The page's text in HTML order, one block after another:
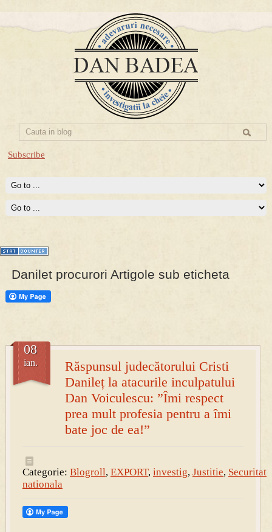
Subscribe
PRESA
Danilet procurori Artigole sub eticheta
Răspunsul judecătorului Cristi
Danileț la atacurile inculpatului
Dan Voiculescu: ”Îmi respect
prea mult profesia pentru a îmi
bate joc de ea!”
08
ian.
Categorie: Blogroll, EXPORT, investig, Justitie, Securitate
nationala